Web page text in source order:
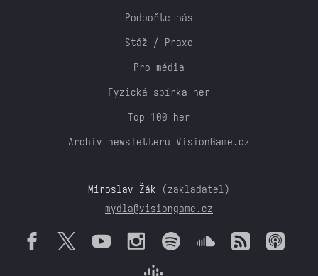
Podpořte nás
Stáž / Praxe
Pro média
Fyzická sbírka her
Top 100 her
Archiv newsletteru VisionGame.cz
Miroslav Žák (zakladatel)
mydla@visiongame.cz